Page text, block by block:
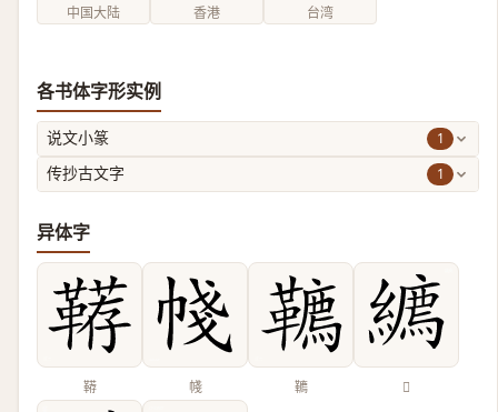
中国大陆 香港 台湾
各书体字形实例
说文小篆 1
传抄古文字 1
异体字
鞯 帴 韀 𦆉